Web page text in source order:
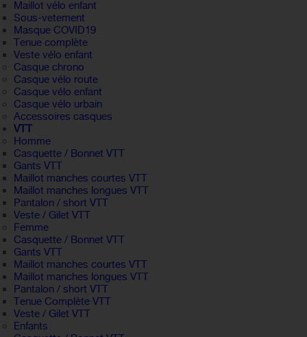
Maillot vélo enfant
Sous-vetement
Masque COVID19
Tenue complète
Veste vélo enfant
Casque chrono
Casque vélo route
Casque vélo enfant
Casque vélo urbain
Accessoires casques
VTT
Homme
Casquette / Bonnet VTT
Gants VTT
Maillot manches courtes VTT
Maillot manches longues VTT
Pantalon / short VTT
Veste / Gilet VTT
Femme
Casquette / Bonnet VTT
Gants VTT
Maillot manches courtes VTT
Maillot manches longues VTT
Pantalon / short VTT
Tenue Complète VTT
Veste / Gilet VTT
Enfants